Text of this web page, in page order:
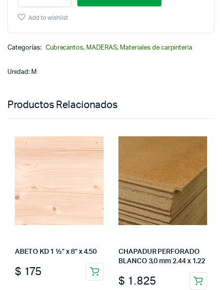
Add to wishlist
Categorías: Cubrecantos, MADERAS, Materiales de carpinteria
Unidad: M
Productos Relacionados
ABETO KD 1 ½” x 8” x 4.50
$ 175
CHAPADUR PERFORADO
BLANCO 3,0 mm 2.44 x 1.22
$ 1.825